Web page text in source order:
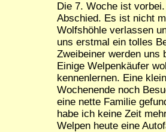
Die 7. Woche ist
Abschied. Es ist nicht
Wolfshöhle verlassen
uns erstmal ein tolles
Zweibeiner werden uns
Einige Welpenkäufer
kennenlernen. Eine
Wochenende noch
eine nette Familie
habe ich keine Zeit
Welpen heute eine